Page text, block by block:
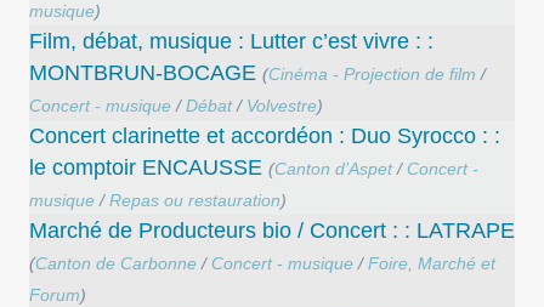
musique)
Film, débat, musique : Lutter c’est vivre : :
MONTBRUN-BOCAGE (Cinéma - Projection de film /
Concert - musique/Débat/ Volvestre)
Concert clarinette et accordéon : Duo Syrocco : :
le comptoir ENCAUSSE (Canton d’Aspet/ Concert -
musique/Repas ou restauration)
Marché de Producteurs bio / Concert : : LATRAPE
(Canton de Carbonne/ Concert - musique/Foire, Marché et
Forum)